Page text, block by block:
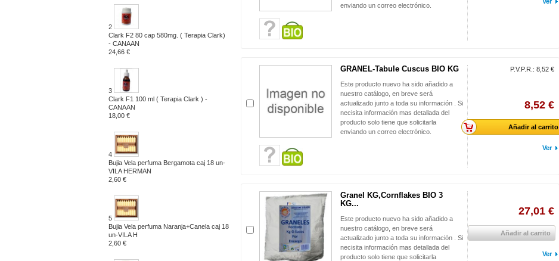
2
Clark F2 80 cap 580mg. ( Terapia Clark)
- CANAAN
24,66 €
3
Clark F1 100 ml ( Terapia Clark ) -
CANAAN
18,00 €
4
Bujia Vela perfuma Bergamota caj 18 un-
VILA HERMAN
2,60 €
5
Bujia Vela perfuma Naranja+Canela caj 18
un-VILA H
2,60 €
enviando un correo electrónico.
GRANEL-Tabule Cuscus BIO KG
Este producto nuevo ha sido añadido a
nuestro catálogo, en breve será
actualizado junto a toda su información . Si
necisita información mas detallada del
producto solo tiene que solicitarla
enviando un correo electrónico.
P.V.P.R.: 8,52 €
8,52 €
Añadir al carrito
Ver
Granel KG,Cornflakes BIO 3
KG...
Este producto nuevo ha sido añadido a
nuestro catálogo, en breve será
actualizado junto a toda su información . Si
necisita información mas detallada del
producto solo tiene que solicitarla
27,01 €
Añadir al carrito
Ver